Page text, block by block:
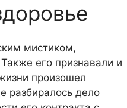
мистиком,
его признавали и
произошел
разбиралось дело